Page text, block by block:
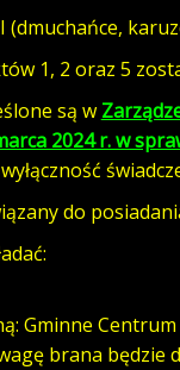
(dmuchańce,
1, 2 oraz 5
są w
2024 r. w
do
Gminne
brana będzie